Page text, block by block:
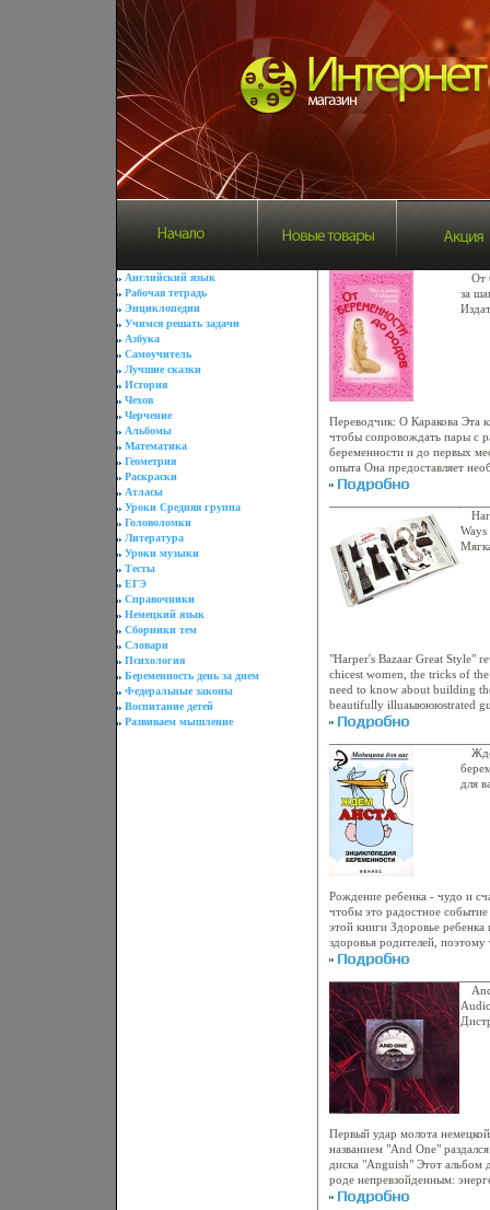
Английский язык
Рабочая тетрадь
Энциклопедии
Учимся решать задачи
Азбука
Самоучитель
Лучшие сказки
История
Чехов
Черчение
Альбомы
Математика
Геометрия
Раскраски
Атласы
Уроки Средняя группа
Головоломки
Литература
Уроки музыки
Тесты
ЕГЭ
Справочники
Немецкий язык
Сборники тем
Словари
Психология
Беременность день за днем
Федеральные законы
Воспитание детей
Развиваем мышление
От
за
Переводчик: О Каракова Эта
чтобы сопровождать пары с
беременности и до первых
опыта Она предоставляет
обеспаыююцечения здоровой
сведения по уходу за
того, здесь вы найдете
помогающему в родах и
приведенным советам, он
участие в беременности,
рождения, а также свою
Голдберг Linda Goldberg
"Harper's Bazaar Great Style"
chicest women, the tricks of
need to know about building
beautifully illuаыюююstrated
authority in the fashion
hottest designer creation; it's
on what you wear, and
an impressive array of
inner style Are you a classicist
bombshell like Jennifer
Winslet? Building a timeless
know the five pieces every
fashion investments Learn how
and match, and layer like a
wбрющлhat to have in your
world-renowned designers
Donna Karan, Karl Lagerfeld,
von Furstenberg offer their
photography provides dozens
those of enduring icons like
todays most fashionable
Paltrow, Angelina Jolie, and
you want to dress
for a night out, go from the
flatter your figure, with
an end to the eternal
be as easy as turning the page
Levin.
для
Рождение ребенка - чудо и
чтобы это радостное
этой книги Здоровье
здоровья родителей,
беаыюядременности,
наиболее комфортно матери
зачатия к рождению? Как
появление на свет, сделать
вы найдете в этой
чувствует, что нужно ее
любовь призваны помочь ему
на жизненном пути Но как
собственное дитя ставит вас
энциклопедии для молодых
помогут вам лучше понять
ошибок в его воспитании и
надеемся, что Энциклопедия
книгобрющрй Здоровья и
2-e издание Автор Виктория
Первый удар молота
названием "And One"
диска "Anguish" Этот альбом
роде непревзойденным:
просто неповторимы;